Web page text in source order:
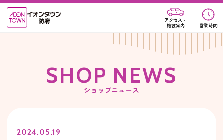
アクセス・
施設案内
営業時間
SHOP NEWS
ショップニュース
2024.05.19